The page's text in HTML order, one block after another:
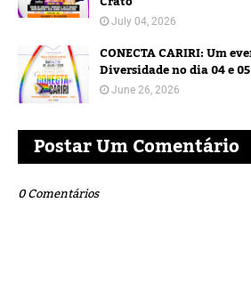
July 04, 2026
CONECTA CARIRI: Um
Diversidade no dia 04 e
June 26, 2026
Postar Um Comentário
0 Comentários